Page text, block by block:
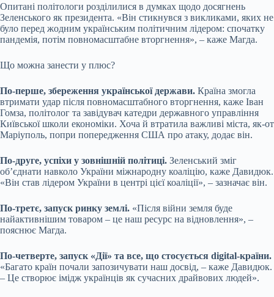
Опитані політологи розділилися в думках щодо досягнень
Зеленського як президента. «Він стикнувся з викликами, яких не
було перед жодним українським політичним лідером: спочатку
пандемія, потім повномасштабне вторгнення», – каже Магда.
Що можна занести у плюс?
По-перше, збереження української держави. Країна змогла
втримати удар після повномасштабного вторгнення, каже Іван
Гомза, політолог та завідувач катедри державного управління
Київської школи економіки. Хоча й втратила важливі міста, як-от
Маріуполь, попри попередження США про атаку, додає він.
По-друге, успіхи у зовнішній політиці. Зеленський зміг
обʼєднати навколо України міжнародну коаліцію, каже Давидюк.
«Він став лідером України в центрі цієї коаліції», – зазначає він.
По-третє, запуск ринку землі. «Після війни земля буде
найактивнішим товаром – це наш ресурс на відновлення», –
пояснює Магда.
По-четверте, запуск «Дії» та все, що стосується digital-країни.
«Багато країн почали запозичувати наш досвід, – каже Давидюк.
– Це створює імідж українців як сучасних драйвових людей».